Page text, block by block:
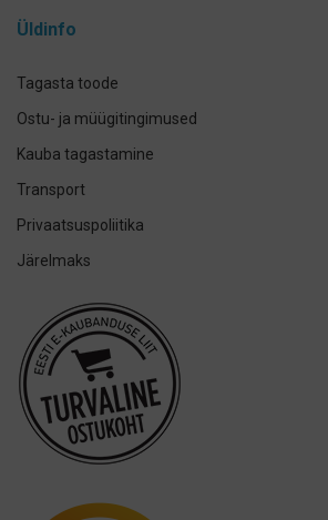
Elmex
Miradent
Mizuha
OraCoat
Oral-B
Üldinfo
Tagasta toode
Ostu- ja müügitingimused
Kauba tagastamine
Transport
Privaatsuspoliitika
Järelmaks